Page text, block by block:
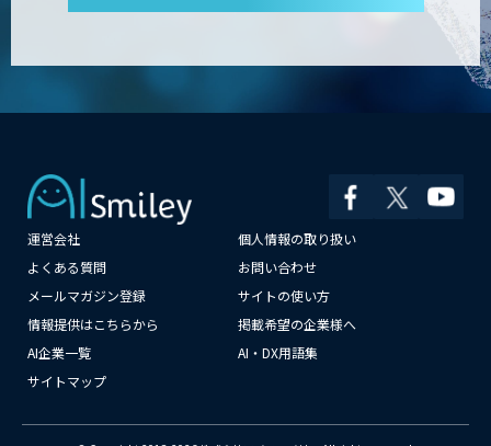
運営会社
個人情報の取り扱い
よくある質問
お問い合わせ
メールマガジン登録
サイトの使い方
情報提供はこちらから
掲載希望の企業様へ
AI企業一覧
AI・DX用語集
サイトマップ